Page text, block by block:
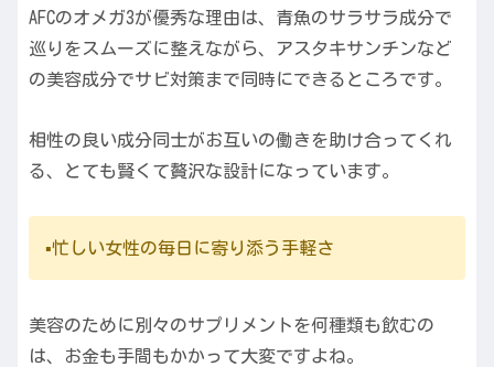
AFCのオメガ3が優秀な理由は、青魚のサラサラ成分で
巡りをスムーズに整えながら、アスタキサンチンなど
の美容成分でサビ対策まで同時にできるところです。
相性の良い成分同士がお互いの働きを助け合ってくれ
る、とても賢くて贅沢な設計になっています。
▪️忙しい女性の毎日に寄り添う手軽さ
美容のために別々のサプリメントを何種類も飲むの
は、お金も手間もかかって大変ですよね。